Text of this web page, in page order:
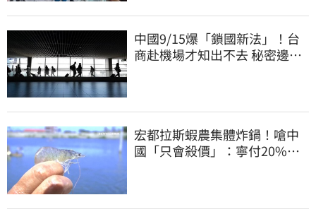
中國9/15爆「鎖國新法」！台
商赴機場才知出不去 秘密邊控
宏都拉斯蝦農集體炸鍋！嗆中
國「只會殺價」：寧付20%關